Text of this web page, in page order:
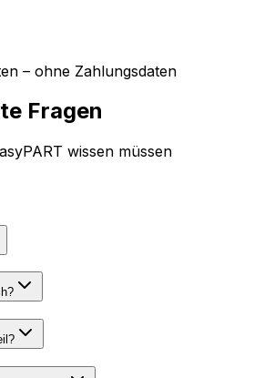
– ohne Zahlungsdaten
Fragen
wissen müssen